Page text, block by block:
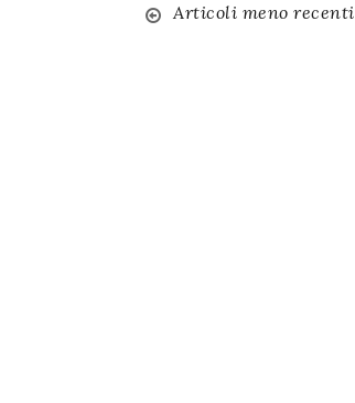
Navigazione
Articoli meno recenti